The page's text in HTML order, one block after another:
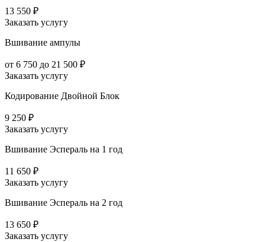
13 550 ₽
Заказать услугу
Вшивание ампулы
от 6 750 до 21 500 ₽
Заказать услугу
Кодирование Двойной Блок
9 250 ₽
Заказать услугу
Вшивание Эспераль на 1 год
11 650 ₽
Заказать услугу
Вшивание Эспераль на 2 год
13 650 ₽
Заказать услугу